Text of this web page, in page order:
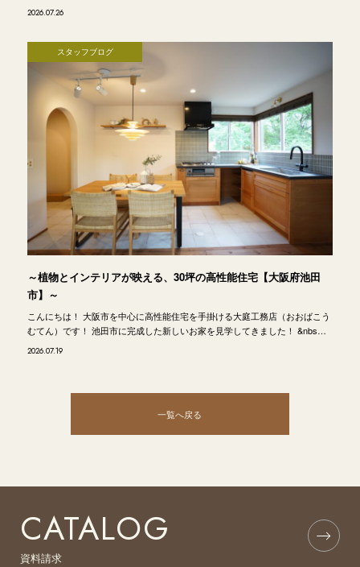
2026.07.26
スタッフブログ
～植物とインテリアが映える、30坪の高性能住宅【大阪府池田
市】～
こんにちは！ 大阪市を中心に高性能住宅を手掛ける大庭工務店（おおばこう
むてん）です！ 池田市に完成した新しいお家を見学してきました！ &nbs…
2026.07.19
一覧へ戻る
CATALOG
資料請求